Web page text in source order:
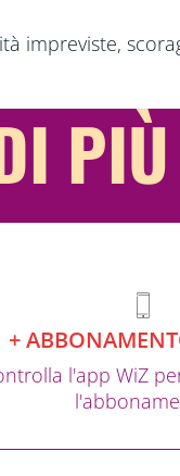
impreviste,
PIÙ
+
l'app WiZ